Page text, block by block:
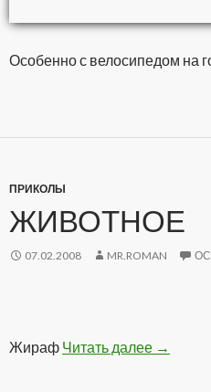
Особенно с велосипедом на
ПРИКОЛЫ
ЖИВОТНОЕ
07.02.2008 MR.ROMAN
Жираф Читать далее →